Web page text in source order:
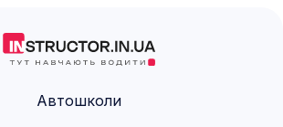
Автошколи